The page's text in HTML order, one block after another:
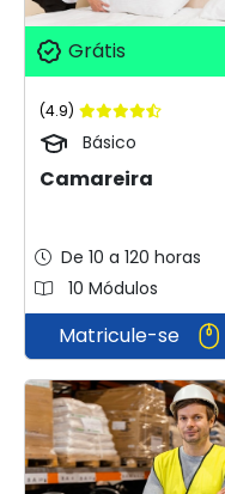
Grátis
(4.9)
Básico
Camareira
De 10 a 120 horas
10 Módulos
Matricule-se